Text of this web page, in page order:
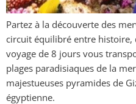
Partez à la découverte des
circuit équilibré entre histoire,
voyage de 8 jours vous
plages paradisiaques de la
majestueuses pyramides de
égyptienne.